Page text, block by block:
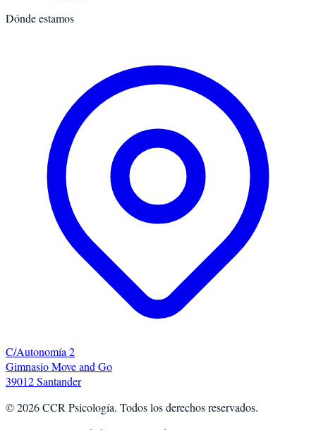
Dónde estamos
C/Autonomía 2
Gimnasio Move and Go
39012 Santander
©2026CCR Psicología. Todos los derechos reservados.